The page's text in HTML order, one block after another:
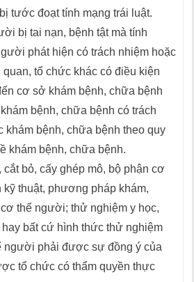
tước đoạt tính mạng trái luật.
bị tai nạn, bệnh tật mà tính
phát hiện có trách nhiệm hoặc
tổ chức khác có điều kiện
cơ sở khám bệnh, chữa bệnh
bệnh, chữa bệnh có trách
khám bệnh, chữa bệnh theo quy
khám bệnh, chữa bệnh.
cắt bỏ, cấy ghép mô, bộ phận cơ
thuật, phương pháp khám,
thể người; thử nghiệm y học,
bất cứ hình thức thử nghiệm
người phải được sự đồng ý của
tổ chức có thẩm quyền thực